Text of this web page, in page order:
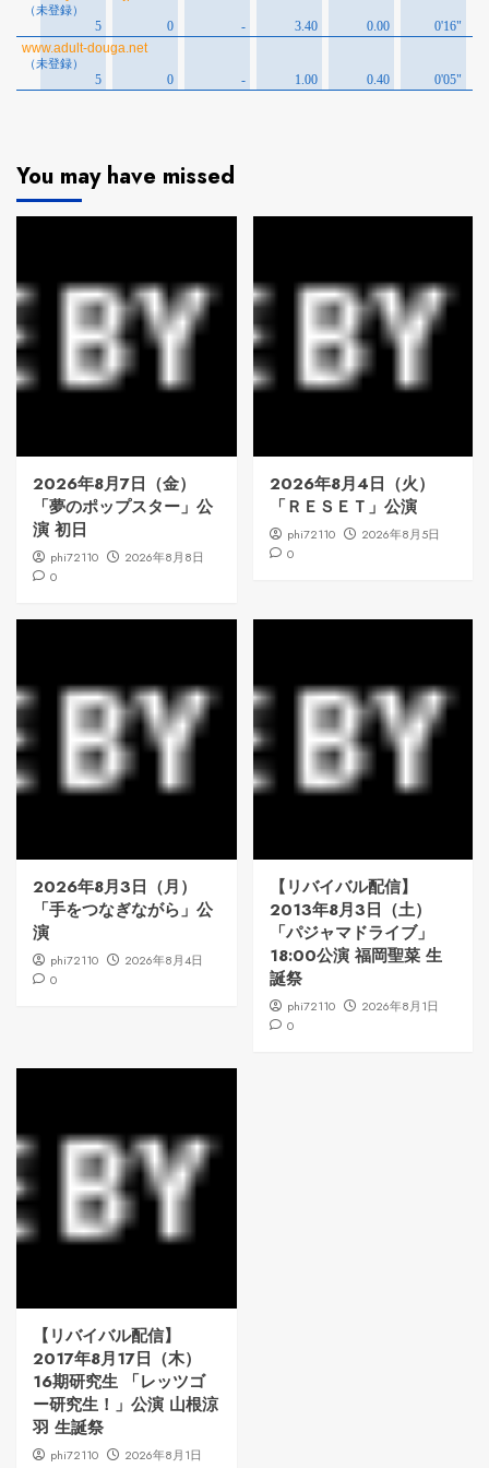
You may have missed
2026年8月7日（金）
「夢のポップスター」公
演 初日
phi72110
2026年8月8日
0
2026年8月4日（火）
「ＲＥＳＥＴ」公演
phi72110
2026年8月5日
0
2026年8月3日（月）
「手をつなぎながら」公
演
phi72110
2026年8月4日
0
【リバイバル配信】
2013年8月3日（土）
「パジャマドライブ」
18:00公演 福岡聖菜 生
誕祭
phi72110
2026年8月1日
0
【リバイバル配信】
2017年8月17日（木）
16期研究生 「レッツゴ
ー研究生！」公演 山根涼
羽 生誕祭
phi72110
2026年8月1日